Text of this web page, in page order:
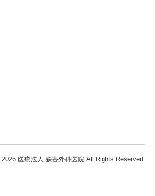
医療法人 森谷外科医院 All Rights Reserved.